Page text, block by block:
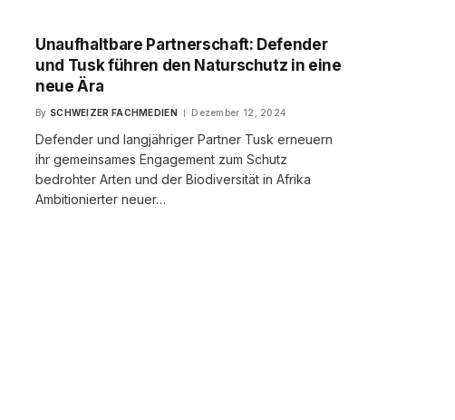
Unaufhaltbare Partnerschaft: Defender
und Tusk führen den Naturschutz in eine
neue Ära
By SCHWEIZER FACHMEDIEN Dezember 12, 2024
Defender und langjähriger Partner Tusk erneuern
ihr gemeinsames Engagement zum Schutz
bedrohter Arten und der Biodiversität in Afrika
Ambitionierter neuer…